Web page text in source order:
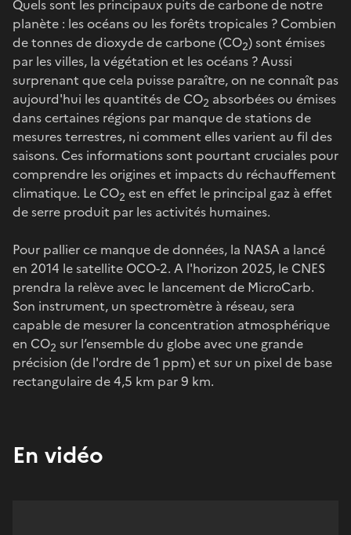
Quels sont les principaux puits de carbone de notre
planète : les océans ou les forêts tropicales ? Combien
de tonnes de dioxyde de carbone (CO2) sont émises
par les villes, la végétation et les océans ? Aussi
surprenant que cela puisse paraître, on ne connaît pas
aujourd'hui les quantités de CO2 absorbées ou émises
dans certaines régions par manque de stations de
mesures terrestres, ni comment elles varient au fil des
saisons. Ces informations sont pourtant cruciales pour
comprendre les origines et impacts du réchauffement
climatique. Le CO2 est en effet le principal gaz à effet
de serre produit par les activités humaines.
Pour pallier ce manque de données, la NASA a lancé
en 2014 le satellite OCO-2. A l'horizon 2025, le CNES
prendra la relève avec le lancement de MicroCarb.
Son instrument, un spectromètre à réseau, sera
capable de mesurer la concentration atmosphérique
en CO2 sur l’ensemble du globe avec une grande
précision (de l'ordre de 1 ppm) et sur un pixel de base
rectangulaire de 4,5 km par 9 km.
En vidéo